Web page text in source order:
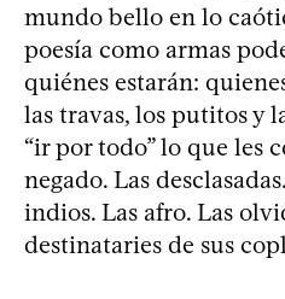
mundo bello en lo
poesía como armas
quiénes estarán:
las travas, los putitos y
“ir por todo” lo que les
negado. Las
indios. Las afro. Las
destinataries de sus